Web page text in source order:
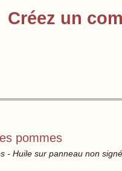
Créez un
pommes
- Huile sur panneau non